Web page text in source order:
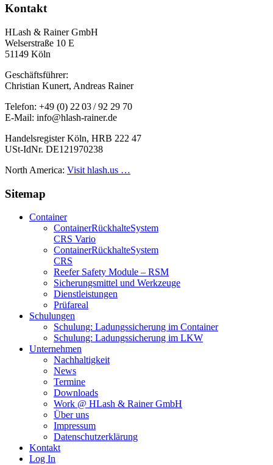
Kontakt
HLash & Rainer GmbH
Welserstraße 10 E
51149 Köln
Geschäftsführer:
Christian Kunert, Andreas Rainer
Telefon: +49 (0) 22 03 / 92 29 70
E-Mail: info@hlash-rainer.de
Handelsregister Köln, HRB 222 47
USt-IdNr. DE121970238
North America: Visit hlash.us …
Sitemap
Container
Container­Rückhalte­System
CRS Vario
Container­Rückhalte­System
CRS
Reefer Safety Module – RSM
Sicherungsmittel und Werkzeuge
Dienstleistungen
Prüfareal
Schulungen
Schulung: Ladungssicherung im Container
Schulung: Ladungssicherung im LKW
Unternehmen
Nachhaltigkeit
News
Termine
Downloads
Work @ HLash & Rainer GmbH
Über uns
Impressum
Datenschutzerklärung
Kontakt
Log In